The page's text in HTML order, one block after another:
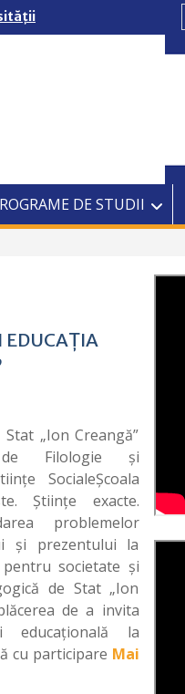
DE STUDII
„Ion Creangă”
de Filologie și
SocialeȘcoala
Științe exacte.
problemelor
și prezentului la
pentru societate și
de Stat „Ion
de a invita
educațională la
cu participare Mai